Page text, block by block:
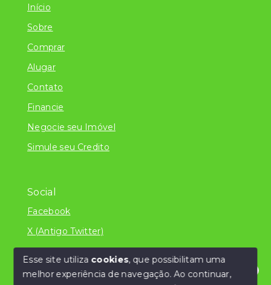
Início
Sobre
Comprar
Alugar
Contato
Financie
Negocie seu Imóvel
Simule seu Credito
Social
Facebook
X (Antigo Twitter)
© Copyright 2026 - Literatura Imóveis Ltda - ME
Esse site utiliza cookies, que possibilitam uma
melhor experiência de navegação.Ao continuar,